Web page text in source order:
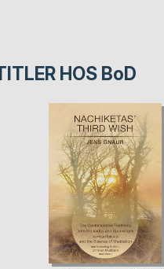
HOS BoD